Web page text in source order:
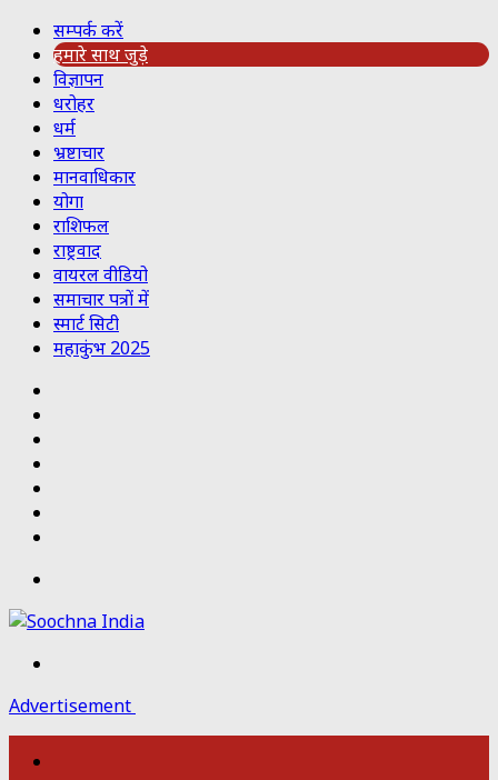
सम्पर्क करें
हमारे साथ जुड़े
विज्ञापन
धरोहर
धर्म
भ्रष्टाचार
मानवाधिकार
योगा
राशिफल
राष्ट्रवाद
वायरल वीडियो
समाचार पत्रों में
स्मार्ट सिटी
महाकुंभ 2025
Advertisement